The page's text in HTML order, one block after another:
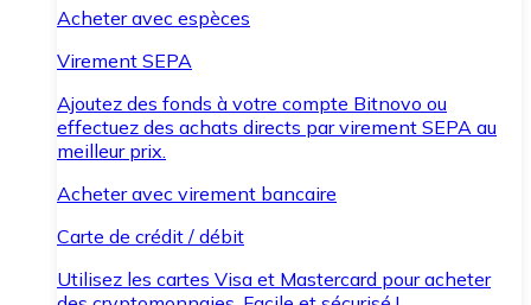
Acheter avec espèces
Virement SEPA
Ajoutez des fonds à votre compte Bitnovo ou
effectuez des achats directs par virement SEPA au
meilleur prix.
Acheter avec virement bancaire
Carte de crédit / débit
Utilisez les cartes Visa et Mastercard pour acheter